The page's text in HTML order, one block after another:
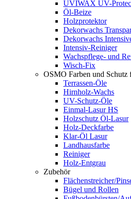
UVIWAX UV-
Öl-Beize
Holzprotektor
Dekorwachs
Dekorwachs
Intensiv-Reiniger
Wachspflege- und
Wisch-Fix
OSMO Farben und Schutz
Terrassen-Öle
Hirnholz-Wachs
UV-Schutz-Öle
Einmal-Lasur HS
Holzschutz Öl-Lasur
Holz-Deckfarbe
Klar-Öl Lasur
Landhausfarbe
Reiniger
Holz-Entgrau
Zubehör
Flächenstreicher/
Bügel und Rollen